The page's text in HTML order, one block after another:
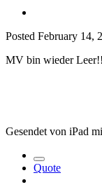
Posted February 14,
MV bin wieder Leer!!
Gesendet von iPad
Quote